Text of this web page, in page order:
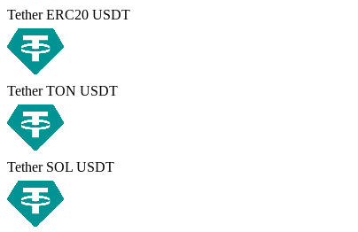
Tether ERC20 USDT
Tether TON USDT
Tether SOL USDT